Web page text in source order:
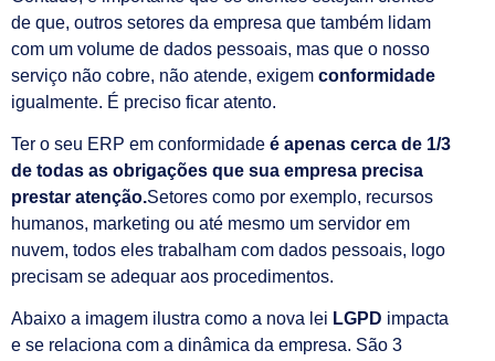
de que, outros setores da empresa que também lidam
com um volume de dados pessoais, mas que o nosso
serviço não cobre, não atende, exigem conformidade
igualmente. É preciso ficar atento.
Ter o seu ERP em conformidade é apenas cerca de 1/3
de todas as obrigações que sua empresa precisa
prestar atenção.Setores como por exemplo, recursos
humanos, marketing ou até mesmo um servidor em
nuvem, todos eles trabalham com dados pessoais, logo
precisam se adequar aos procedimentos.
Abaixo a imagem ilustra como a nova lei LGPD impacta
e se relaciona com a dinâmica da empresa. São 3